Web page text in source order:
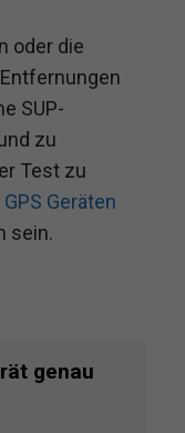
oder die
SUP-
zu
Test zu
GPS Geräten
sein.
genau